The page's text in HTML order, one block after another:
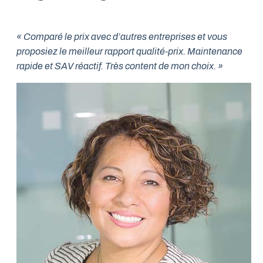
« Comparé le prix avec d’autres entreprises et vous
proposiez le meilleur rapport qualité-prix. Maintenance
rapide et SAV réactif. Très content de mon choix. »